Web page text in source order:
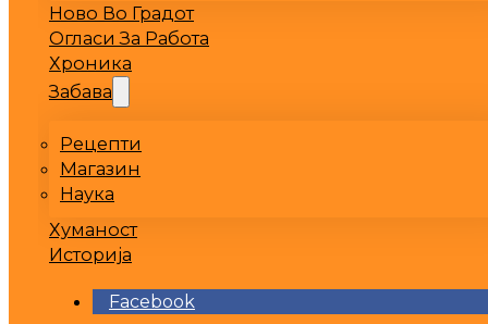
Ново Во Градот
Огласи За Работа
Хроника
Забава
Рецепти
Магазин
Наука
Хуманост
Историја
Facebook